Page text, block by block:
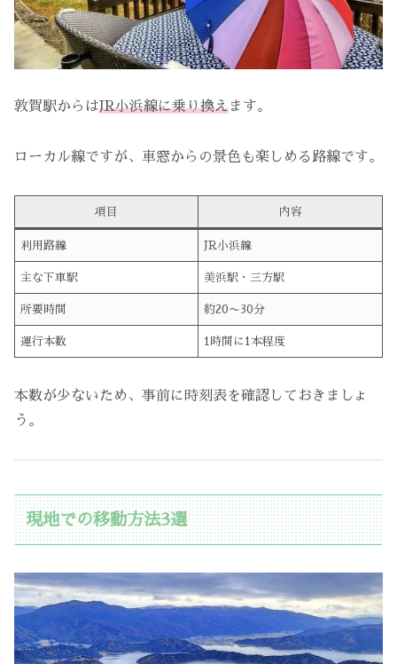
敦賀駅からはJR小浜線に乗り換えます。
ローカル線ですが、車窓からの景色も楽しめる路線です。
項目 内容
利用路線 JR小浜線
主な下車駅 美浜駅・三方駅
所要時間 約20〜30分
運行本数 1時間に1本程度
本数が少ないため、事前に時刻表を確認しておきましょ
う。
現地での移動方法3選